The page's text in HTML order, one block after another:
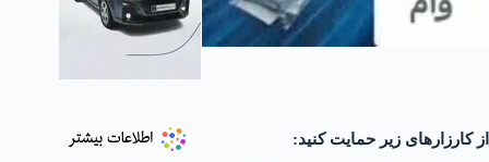
از کارزارهای زیر حمایت کنید: